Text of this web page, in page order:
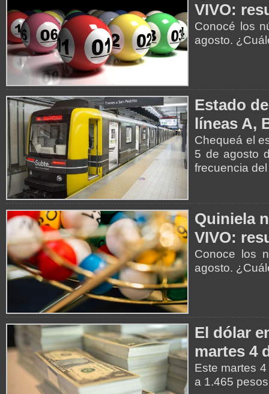
VIVO:
Conocé los
agosto.
Estado
líneas A,
Chequeá el
5 de agosto
frecuencia
Quiniela
VIVO:
Conoce los
agosto.
El dólar
martes 4
Este martes
a 1.465